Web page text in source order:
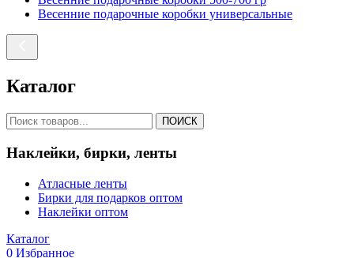
Весенние подарочные коробки универсальные
Каталог
ПОИСК
Наклейки, бирки, ленты
Атласные ленты
Бирки для подарков оптом
Наклейки оптом
Каталог
0 Избранное